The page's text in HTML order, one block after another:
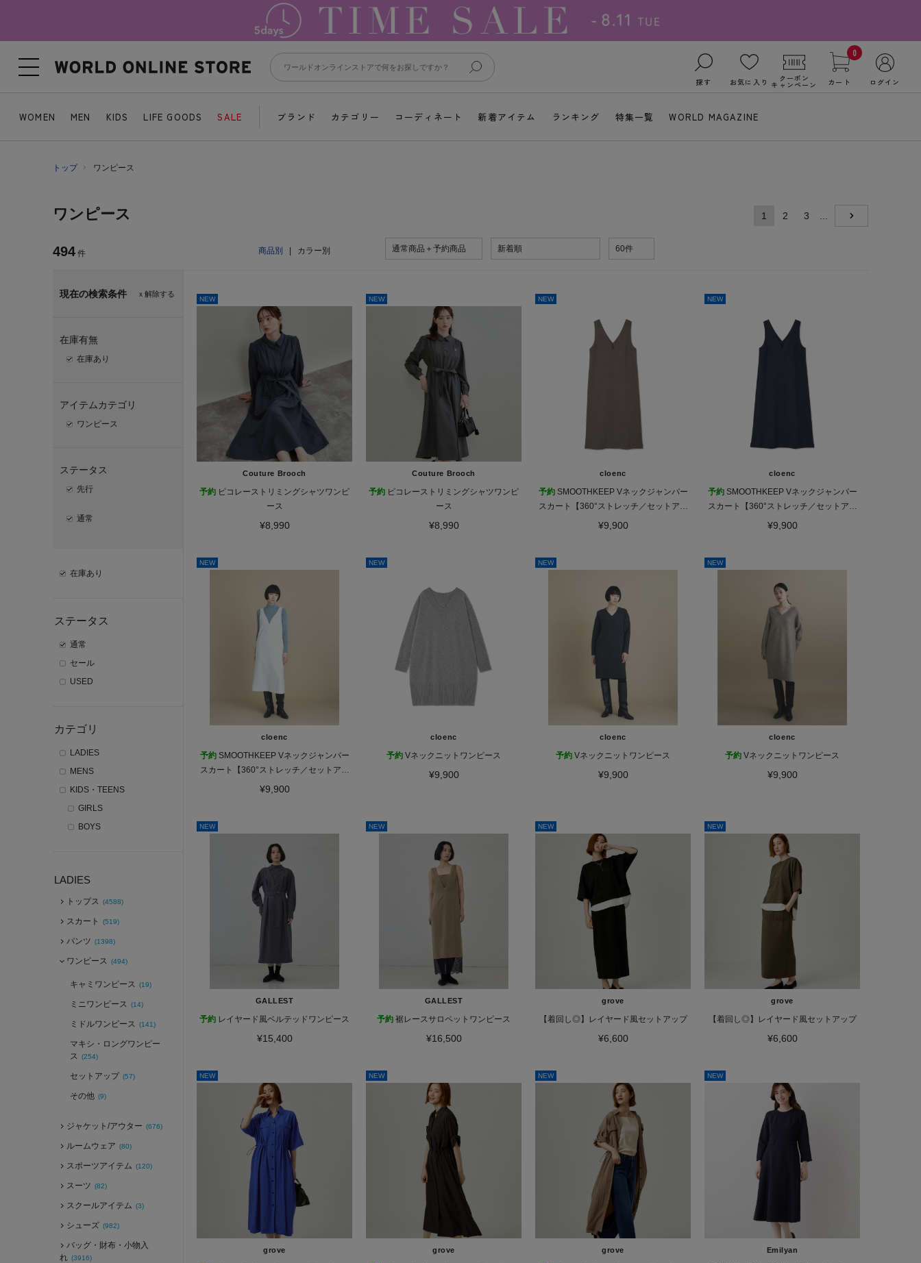
探す お気に入り クーポン
キャンペーン
0
カート ログイン
WOMEN MEN KIDS LIFE GOODS SALE ブランド カテゴリー コーディネート 新着アイテム ランキング 特集一覧 WORLD MAGAZINE
トップ ワンピース
ワンピース
494 件 商品別 カラー別 通常商品＋予約商品 新着順 60件
1 2 3
ｘ解除する
現在の検索条件
在庫有無
在庫あり
アイテムカテゴリ
ワンピース
ステータス
先行
通常
在庫あり
ステータス
通常
セール
USED
カテゴリ
LADIES
MENS
KIDS・TEENS
GIRLS
BOYS
LADIES
トップス (4588)
スカート (519)
パンツ (1398)
ワンピース (494)
キャミワンピース (19)
ミニワンピース (14)
ミドルワンピース (141)
マキシ・ロングワンピー
ス (254)
セットアップ (57)
その他 (9)
ジャケット/アウター (676)
ルームウェア (80)
スポーツアイテム (120)
スーツ (82)
スクールアイテム (3)
シューズ (982)
バッグ・財布・小物入
れ (3916)
NEW
Couture Brooch
予約 ピコレーストリミングシャツワンピ
ース
¥8,990
NEW
Couture Brooch
予約 ピコレーストリミングシャツワンピ
ース
¥8,990
NEW
cloenc
予約 SMOOTHKEEP Vネックジャンパー
スカート【360°ストレッチ／セットアッ
プ対応】
¥9,900
NEW
cloenc
予約 SMOOTHKEEP Vネックジャンパー
スカート【360°ストレッチ／セットアッ
プ対応】
¥9,900
NEW
cloenc
予約 SMOOTHKEEP Vネックジャンパー
スカート【360°ストレッチ／セットアッ
プ対応】
¥9,900
NEW
cloenc
予約 Vネックニットワンピース
¥9,900
NEW
cloenc
予約 Vネックニットワンピース
¥9,900
NEW
cloenc
予約 Vネックニットワンピース
¥9,900
NEW
GALLEST
予約 レイヤード風ベルテッドワンピース
¥15,400
NEW
GALLEST
予約 裾レースサロペットワンピース
¥16,500
NEW
grove
【着回し◎】レイヤード風セットアップ
¥6,600
NEW
grove
【着回し◎】レイヤード風セットアップ
¥6,600
NEW
grove
NEW
grove
NEW
grove
NEW
Emilyan